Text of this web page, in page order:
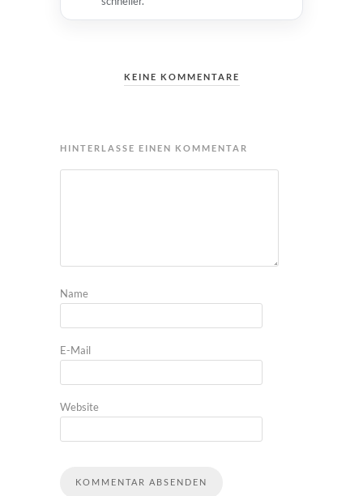
KEINE KOMMENTARE
HINTERLASSE EINEN KOMMENTAR
Name
E-Mail
Website